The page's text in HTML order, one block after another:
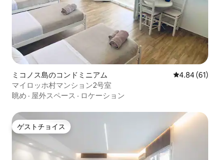
ミコノス島のコンドミニアム レビュー61
4.84 (61)
マイロッホ村マンション2号室
眺め · 屋外スペース · ロケーション
ゲストチョイス
ゲストチョイス